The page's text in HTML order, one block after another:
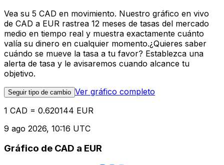
Vea su 5 CAD en movimiento. Nuestro gráfico en vivo
de CAD a EUR rastrea 12 meses de tasas del mercado
medio en tiempo real y muestra exactamente cuánto
valía su dinero en cualquier momento.¿Quieres saber
cuándo se mueve la tasa a tu favor? Establezca una
alerta de tasa y le avisaremos cuando alcance tu
objetivo.
Seguir tipo de cambio Ver gráfico completo
1 CAD = 0.620144 EUR
9 ago 2026, 10:16 UTC
Gráfico de CAD a EUR